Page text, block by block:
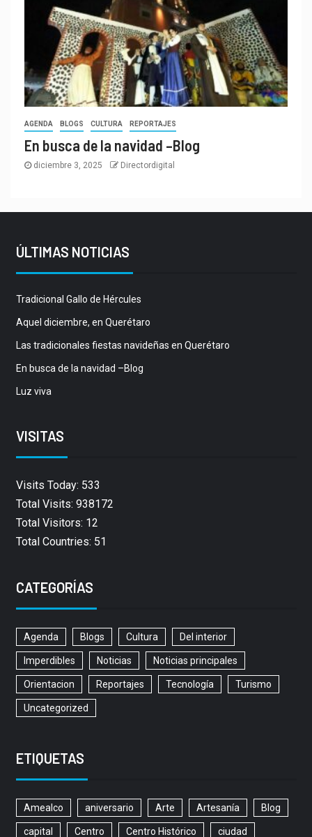
AGENDA BLOGS CULTURA REPORTAJES
En busca de la navidad –Blog
diciembre 3, 2025 Directordigital
ÚLTIMAS NOTICIAS
Tradicional Gallo de Hércules
Aquel diciembre, en Querétaro
Las tradicionales fiestas navideñas en Querétaro
En busca de la navidad –Blog
Luz viva
VISITAS
Visits Today: 533
Total Visits: 938172
Total Visitors: 12
Total Countries: 51
CATEGORÍAS
Agenda Blogs Cultura Del interior
Imperdibles Noticias Noticias principales
Orientacion Reportajes Tecnología Turismo
Uncategorized
ETIQUETAS
Amealco aniversario Arte Artesanía Blog
capital Centro Centro Histórico ciudad